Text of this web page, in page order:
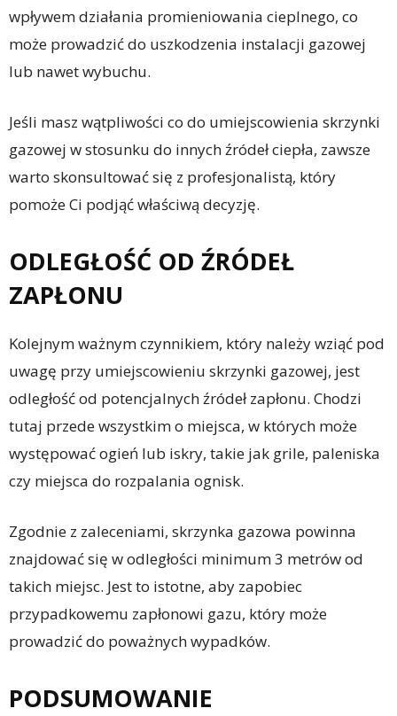
wpływem działania promieniowania cieplnego, co
może prowadzić do uszkodzenia instalacji gazowej
lub nawet wybuchu.
Jeśli masz wątpliwości co do umiejscowienia skrzynki
gazowej w stosunku do innych źródeł ciepła, zawsze
warto skonsultować się z profesjonalistą, który
pomoże Ci podjąć właściwą decyzję.
ODLEGŁOŚĆ OD ŹRÓDEŁ
ZAPŁONU
Kolejnym ważnym czynnikiem, który należy wziąć pod
uwagę przy umiejscowieniu skrzynki gazowej, jest
odległość od potencjalnych źródeł zapłonu. Chodzi
tutaj przede wszystkim o miejsca, w których może
występować ogień lub iskry, takie jak grile, paleniska
czy miejsca do rozpalania ognisk.
Zgodnie z zaleceniami, skrzynka gazowa powinna
znajdować się w odległości minimum 3 metrów od
takich miejsc. Jest to istotne, aby zapobiec
przypadkowemu zapłonowi gazu, który może
prowadzić do poważnych wypadków.
PODSUMOWANIE